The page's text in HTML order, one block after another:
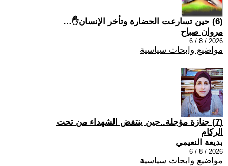
(6) حين تسارعت الحضارة وتأخر الإنسان✋…
مروان صباح
2026 / 8 / 6
مواضيع وابحاث سياسية
(7) جنازة مؤجلة..حين ينتفض الشهداء من تحت
الركام
بديعة النعيمي
2026 / 8 / 6
مواضيع وابحاث سياسية